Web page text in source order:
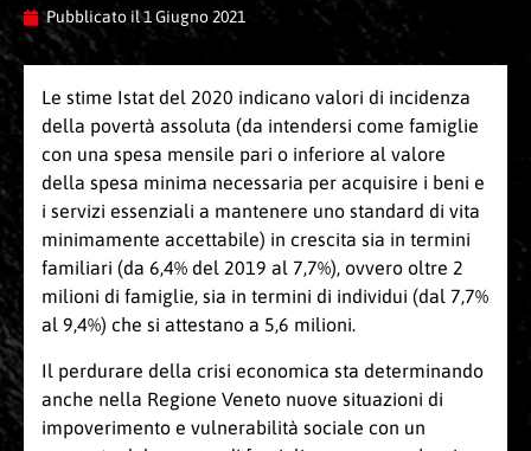
Pubblicato il1 Giugno 2021
Le stime Istat del 2020 indicano valori di incidenza
della povertà assoluta (da intendersi come famiglie
con una spesa mensile pari o inferiore al valore
della spesa minima necessaria per acquisire i beni e
i servizi essenziali a mantenere uno standard di vita
minimamente accettabile) in crescita sia in termini
familiari (da 6,4% del 2019 al 7,7%), ovvero oltre 2
milioni di famiglie, sia in termini di individui (dal 7,7%
al 9,4%) che si attestano a 5,6 milioni.
Il perdurare della crisi economica sta determinando
anche nella Regione Veneto nuove situazioni di
impoverimento e vulnerabilità sociale con un